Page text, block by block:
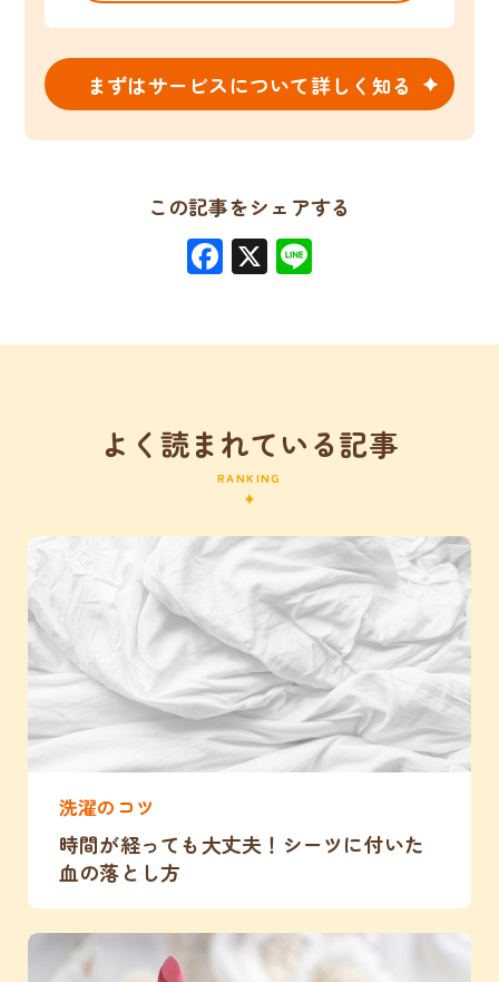
まずはサービスについて詳しく知る
この記事をシェアする
Facebook
X
よく読まれている記事
RANKING
洗濯のコツ
時間が経っても大丈夫！シーツに付いた
血の落とし方